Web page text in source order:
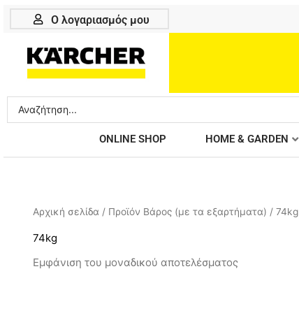
Μετάβαση
Ο λογαριασμός μου
Search
...
ONLINE SHOP HOME & GARDEN
Αρχική σελίδα / Προϊόν Βάρος (με τα εξαρτήματα) / 74kg
74kg
Εμφάνιση του μοναδικού αποτελέσματος